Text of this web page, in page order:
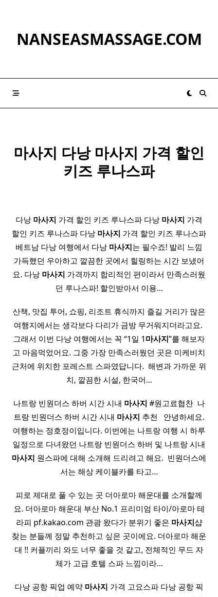
NANSEASMASSAGE.COM
마사지 다낭 마사지 가격 할인
키즈 루나스파
다낭 마사지 가격 할인 키즈 루나스파 다낭 마사지 가격
할인 키즈 루나스파 다낭 마사지 가격 할인 키즈 루나스파
베트남 다낭 여행에서 다낭 마사지는 필수죠! 발리 느낌
가득했던 우아하고 깔끔한 곳에서 힐링하는 시간 보냈어
요. 다낭 마사지 가격까지 합리적인 편이라서 만족스러웠
던 루나스파! 할인받아서 이용…
산책, 맛집 투어, 쇼핑, 리조트 휴식까지 즐길 거리가 많은
여행지에서는 생각보다 다리가 금방 무거워지더라고요. ​
그래서 이번 다낭 여행에서는 꼭 “1일 1마사지”를 해보자
고 마음먹었어요. 그중 가장 만족스러웠던 곳은 미케비치
근처에 위치한 포레스트 스파였답니다. ​ 해변과 가까운 위
치, 깔끔한 시설, 한국어…
나트랑 빈원더스 하버 시간 시내 마사지 #원고료협찬 ​ 나
트랑 빈원더스 하버 시간 시내 마사지 추천 ​ ​ 안녕하세요.
여행하는 정호정이입니다. 이번에는 나트랑 여행 시 하루
일정으로 다녀왔던 나트랑 빈원더스 하버 및 나트랑 시내
마사지 원스파에 대해 소개해 드리려고 해요. ​ 빈원더스에
서는 해상 케이블카를 타고…
피로 제대로 풀 수 있는 곳 더아로마 해운대를 소개할께
요. 더아로마 해운대 부산 No.1 프리미엄 타이/아로마 테
라피 pf.kakao.com 관광 왔다가 분위기 좋은 마사지샵
찾는 분들께 정말 추천하고 싶은 곳이에요. 더아로마 해운
대 !! 커플끼리 와도 너무 좋을 것 같고, 전체적인 무드 자
체가 고급 호텔 스파 느낌이라…
다낭 공항 픽업 예약 마사지 가격 고요스파 다낭 공항 픽